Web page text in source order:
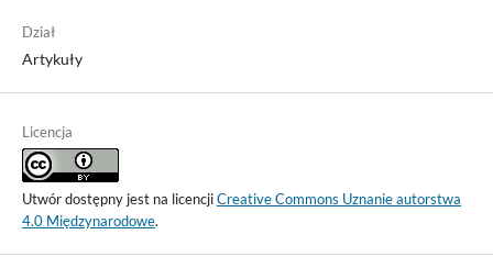
Dział
Artykuły
Licencja
Utwór dostępny jest na licencjiCreative Commons Uznanie autorstwa
4.0 Międzynarodowe.